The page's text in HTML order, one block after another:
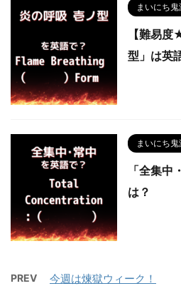
まいにち
【難易
型」は英
まいにち
「全集
は？
PREV 今週は煉獄ウィーク！